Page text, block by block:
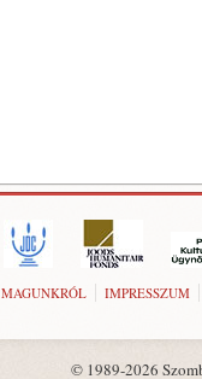
MAGUNKRÓL IMPRESSZUM
© 1989-2026